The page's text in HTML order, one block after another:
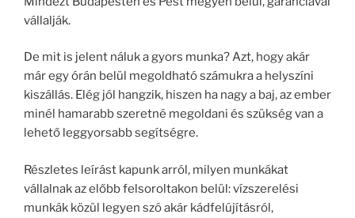
vállalják.
De mit is jelent náluk a gyors munka? Azt, hogy akár
már egy órán belül megoldható számukra a helyszíni
kiszállás. Elég jól hangzik, hiszen ha nagy a baj, az ember
minél hamarabb szeretné megoldani és szükség van a
lehető leggyorsabb segítségre.
Részletes leírást kapunk arról, milyen munkákat
vállalnak az előbb felsoroltakon belül: vízszerelési
munkák közül legyen szó akár kádfelújításról,